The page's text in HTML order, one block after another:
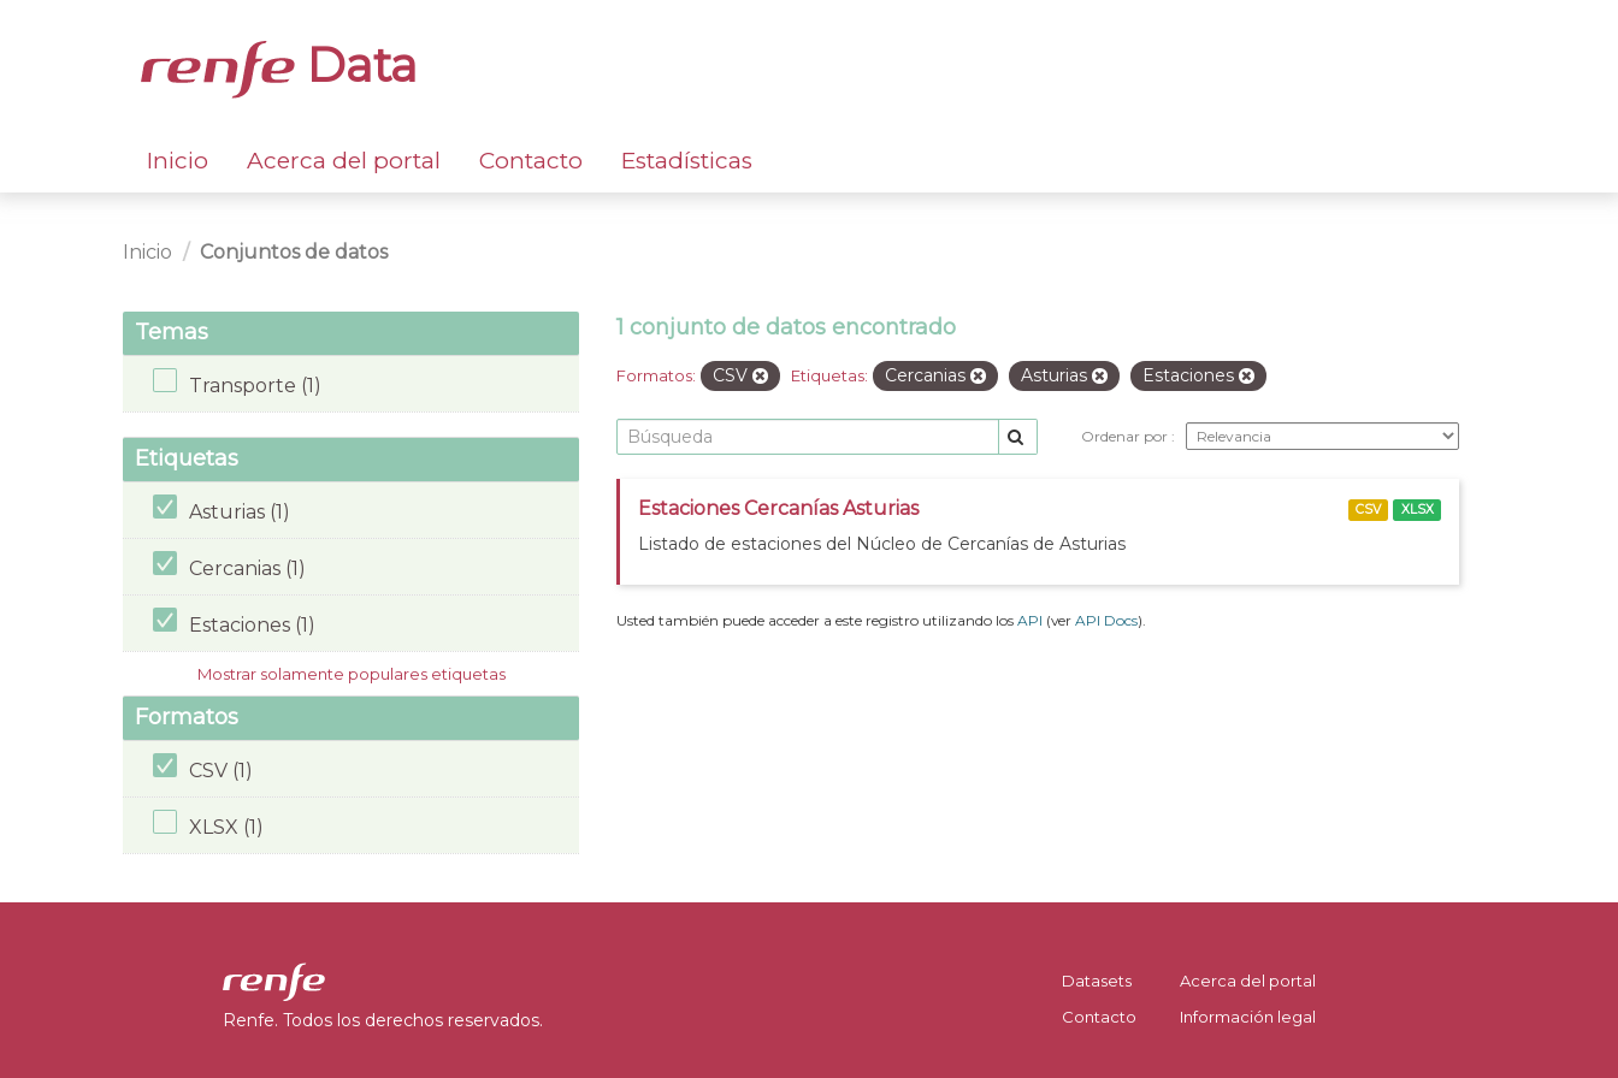
Data
Inicio Acerca del portal Contacto Estadísticas
Inicio Conjuntos de datos
Temas
Transporte (1)
Etiquetas
Asturias (1)
Cercanias (1)
Estaciones (1)
Mostrar solamente populares etiquetas
Formatos
CSV (1)
XLSX (1)
1 conjunto de datos encontrado
Formatos: CSV Etiquetas: Cercanias Asturias Estaciones
Ordenar por
Estaciones Cercanías Asturias
Listado de estaciones del Núcleo de Cercanías de Asturias
CSV XLSX
Usted también puede acceder a este registro utilizando los API (ver API Docs).
Renfe. Todos los derechos reservados.
Datasets
Contacto
Acerca del portal
Información legal